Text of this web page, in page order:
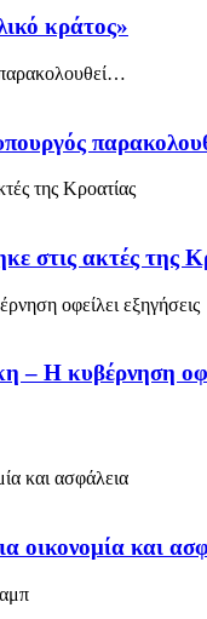
κράτος»
στις ακτές της
– Η κυβέρνηση
οικονομία και